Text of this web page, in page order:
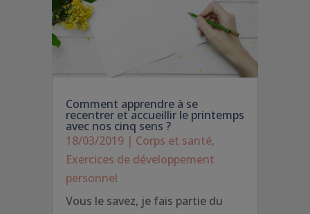
Comment apprendre à se
recentrer et accueillir le printemps
avec nos cinq sens ?
18/03/2019| Corps et santé,
Exercices de développement
personnel
Vous le savez, je fais partie du